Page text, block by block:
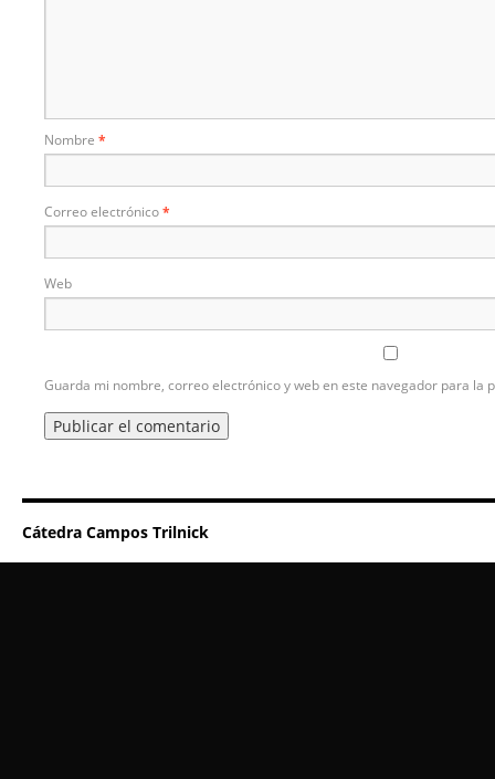
Nombre *
Correo electrónico*
Web
Guarda mi nombre, correo electrónico y web en este navegador para la
Cátedra Campos Trilnick